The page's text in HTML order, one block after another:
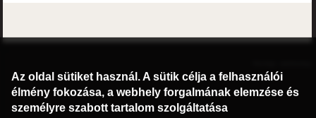
Az oldal sütiket használ. A sütik célja a felhasználói
élmény fokozása, a webhely forgalmának elemzése és
személyre szabott tartalom szolgáltatása